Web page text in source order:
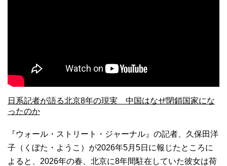
日系記者が語る北京8年の現実 中国はなぜ閉鎖国家にな
ったのか
『ウォール・ストリート・ジャーナル』の記者、久保田洋
子（くぼた・ようこ）が2026年5月5日に報じたところに
よると、2026年の春、北京に8年間駐在していた彼女は荷